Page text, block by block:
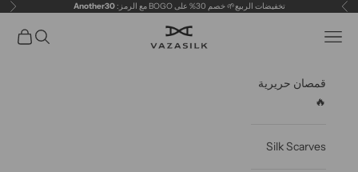
تخطى الى المحتوى
سابق تخفيضات الربيع🌱 خصم 30% على BOGO مع الرمز: Another30
VAZASILK فتح قائمة التنقل فتح البحث
عربة
قمصان حريرية
🔥
Silk Scarves